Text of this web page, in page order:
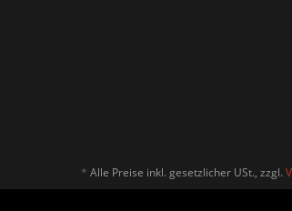
* Alle Preise inkl. gesetzlicher USt., zzgl.